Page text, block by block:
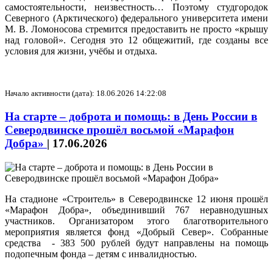
самостоятельности, неизвестность… Поэтому студгородок
Северного (Арктического) федерального университета имени
М. В. Ломоносова стремится предоставить не просто «крышу
над головой». Сегодня это 12 общежитий, где созданы все
условия для жизни, учёбы и отдыха.
Начало активности (дата): 18.06.2026 14:22:08
На старте – доброта и помощь: в День России в
Северодвинске прошёл восьмой «Марафон
Добра» | 17.06.2026
На стадионе «Строитель» в Северодвинске 12 июня прошёл
«Марафон Добра», объединивший 767 неравнодушных
участников. Организатором этого благотворительного
мероприятия является фонд «Добрый Север». Собранные
средства - 383 500 рублей будут направлены на помощь
подопечным фонда – детям с инвалидностью.